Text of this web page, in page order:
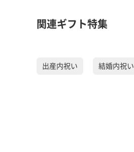
関連ギフト特集
出産内祝い 結婚内祝い